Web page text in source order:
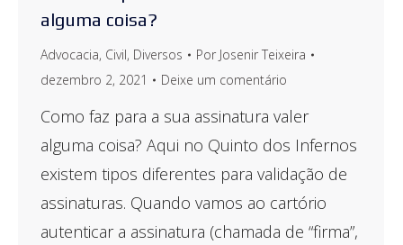
alguma coisa?
Advocacia, Civil, Diversos Por Josenir Teixeira
dezembro 2, 2021
Deixe um comentário
Como faz para a sua assinatura valer
alguma coisa? Aqui no Quinto dos Infernos
existem tipos diferentes para validação de
assinaturas. Quando vamos ao cartório
autenticar a assinatura (chamada de “firma”,